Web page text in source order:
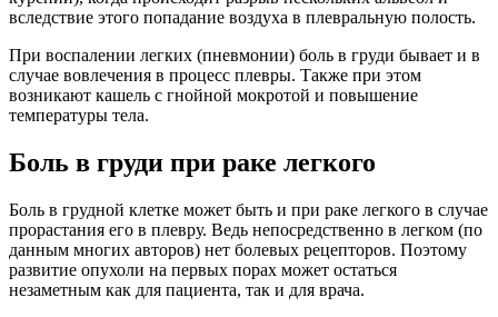
вследствие этого попадание воздуха в плевральную полость.
При воспалении легких (пневмонии) боль в груди бывает и в
случае вовлечения в процесс плевры. Также при этом
возникают кашель с гнойной мокротой и повышение
температуры тела.
Боль в груди при раке легкого
Боль в грудной клетке может быть и при раке легкого в случае
прорастания его в плевру. Ведь непосредственно в легком (по
данным многих авторов) нет болевых рецепторов. Поэтому
развитие опухоли на первых порах может остаться
незаметным как для пациента, так и для врача.